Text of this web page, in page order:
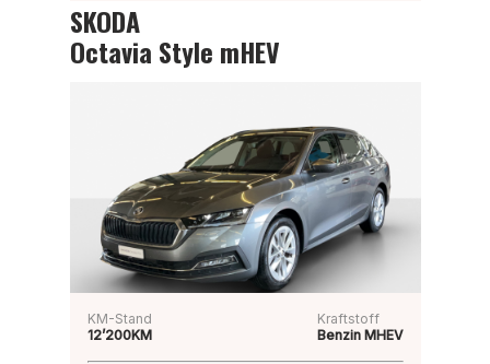
SKODA
Octavia Style mHEV
KM-Stand
12’200KM
Kraftstoff
Benzin MHEV